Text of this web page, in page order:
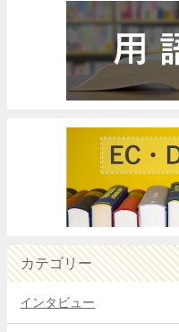
カテゴリー
インタビュー